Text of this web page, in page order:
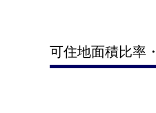
可住地面積比率